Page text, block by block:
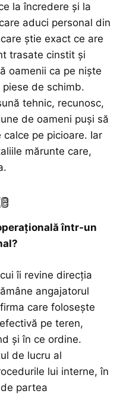
la încredere și la
aduci personal din
știe exact ce are
trasate cinstit și
oamenii ca pe niște
de schimb.
tehnic, recunosc,
de oameni puși să
pe picioare. Iar
mărunte care,
într-un
îi revine direcția
angajatorul
care folosește
pe teren,
și în ce ordine.
de lucru al
lui interne, în
partea